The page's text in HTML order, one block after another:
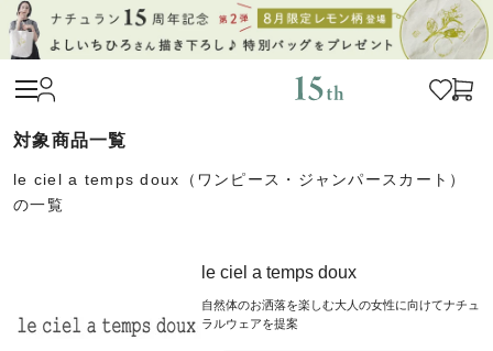
le ciel a temps doux（ワンピース・ジャンパースカート）
の一覧
le ciel a temps doux
自然体のお洒落を楽しむ大人の女性に向けてナチュ
ラルウェアを提案